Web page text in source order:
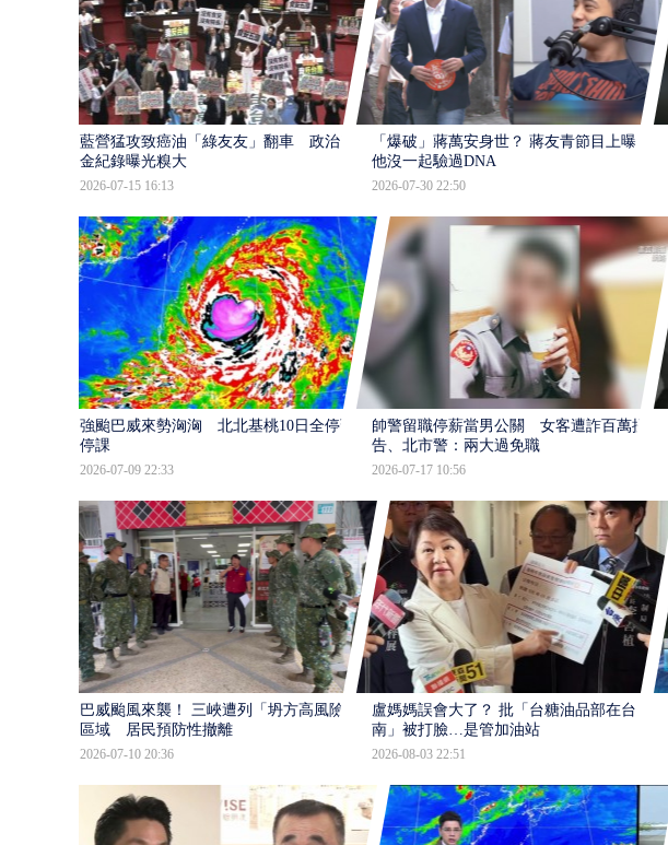
藍營猛攻致癌油「綠友友」翻車 政治獻
金紀錄曝光糗大
2026-07-15 16:13
「爆破」蔣萬安身世？ 蔣友青節目上曝：
他沒一起驗過DNA
2026-07-30 22:50
強颱巴威來勢洶洶 北北基桃10日全停班
停課
2026-07-09 22:33
帥警留職停薪當男公關 女客遭詐百萬提
告、北市警：兩大過免職
2026-07-17 10:56
巴威颱風來襲！ 三峽遭列「坍方高風險」
區域 居民預防性撤離
2026-07-10 20:36
盧媽媽誤會大了？ 批「台糖油品部在台
南」被打臉…是管加油站
2026-08-03 22:51